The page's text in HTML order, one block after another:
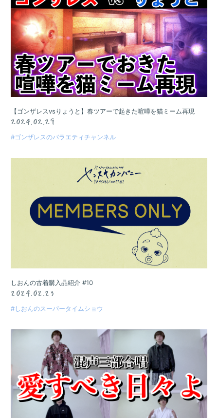
【ゴンザレスvsりょうと】春ツアーで起きた喧嘩を猫ミーム再現
2024.02.29
#ゴンザレスのバラエティチャンネル
しおんの古着購入品紹介 #10
2024.02.23
#しおんのスーパータイムショウ